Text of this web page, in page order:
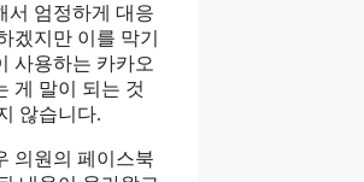
서 엄정하게 대응
겠지만 이를 막기
사용하는 카카오
게 말이 되는 것
않습니다.
의원의 페이스북